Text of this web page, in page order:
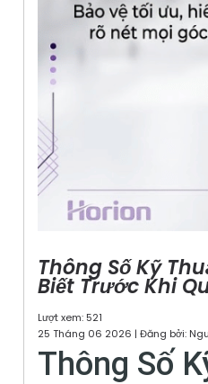
Thông Số Kỹ
Biết Trước Khi
Lượt xem: 521
25 Tháng 06 2026 | Đăng bởi:
Thông Số